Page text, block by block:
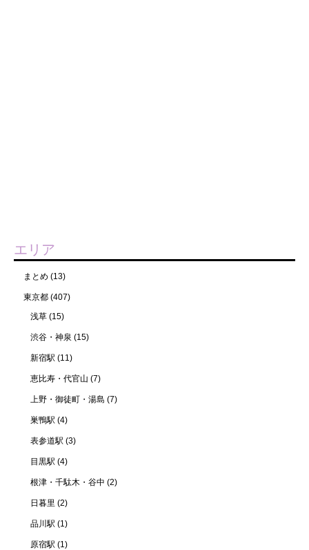
エリア
まとめ (13)
東京都 (407)
浅草 (15)
渋谷・神泉 (15)
新宿駅 (11)
恵比寿・代官山 (7)
上野・御徒町・湯島 (7)
巣鴨駅 (4)
表参道駅 (3)
目黒駅 (4)
根津・千駄木・谷中 (2)
日暮里 (2)
品川駅 (1)
原宿駅 (1)